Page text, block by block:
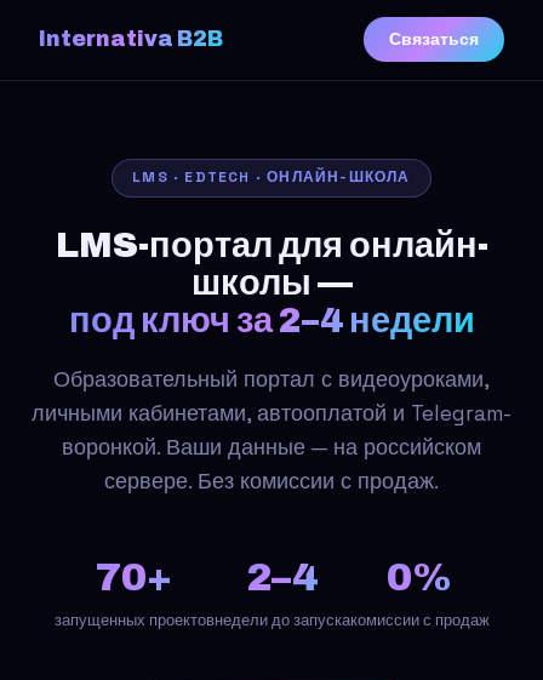
Internativa B2B Связаться
LMS · EDTECH · ОНЛАЙН-ШКОЛА
LMS-портал для онлайн-
школы —
под ключ за 2–4 недели
Образовательный портал с видеоуроками,
личными кабинетами, автооплатой и Telegram-
воронкой. Ваши данные — на российском
сервере. Без комиссии с продаж.
70+
запущенных проектов
2–4
недели до запуска
0%
комиссии с продаж